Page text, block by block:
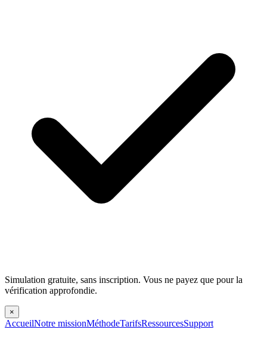
Simulation gratuite, sans inscription. Vous ne payez que pour la
vérification approfondie.
×
AccueilNotre missionMéthodeTarifsRessourcesSupport